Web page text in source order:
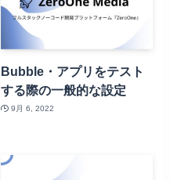
Bubble・アプリをテスト
する際の一般的な設定
9月 6, 2022